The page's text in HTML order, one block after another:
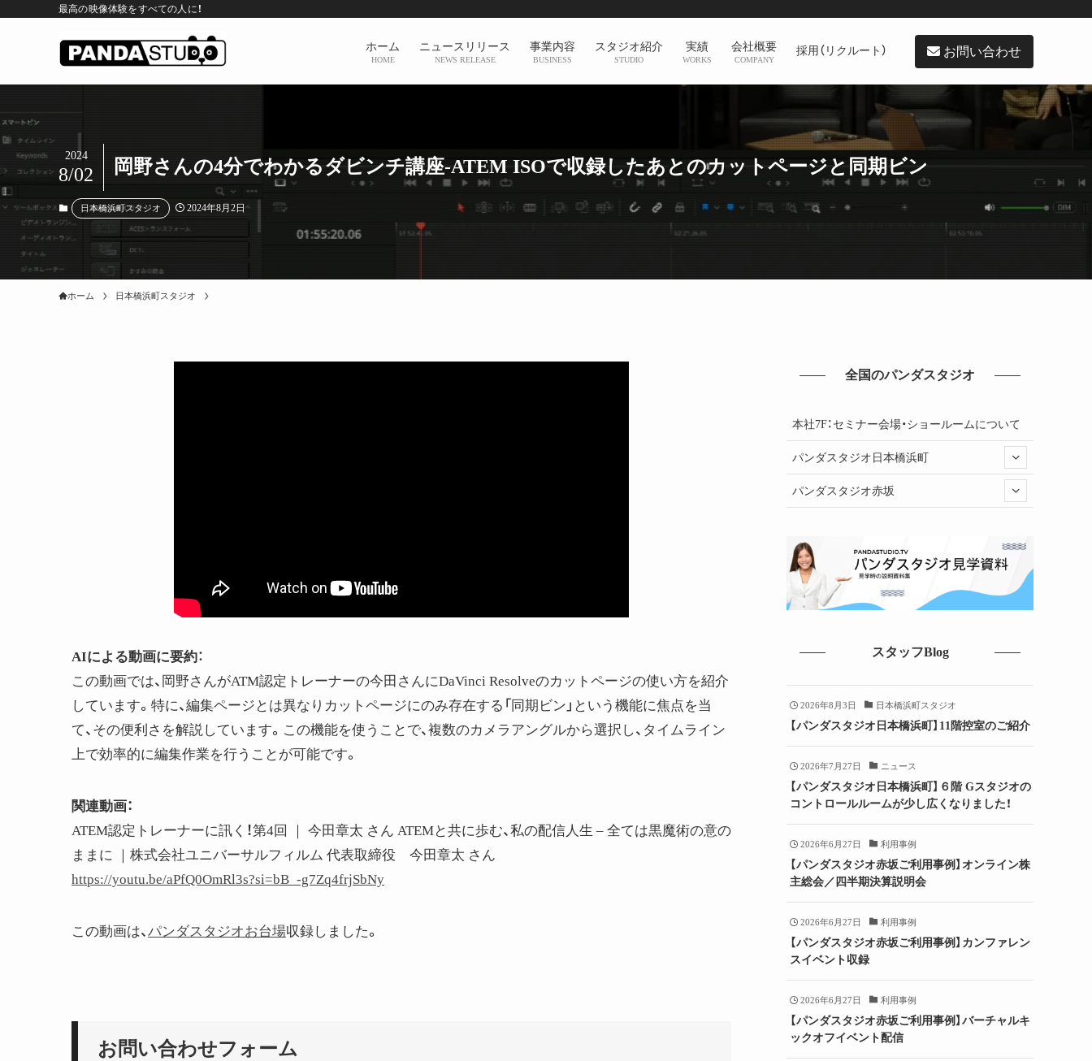
最高の映像体験をすべての人に！
ホーム
HOME
ニュースリリース
NEWS RELEASE
事業内容
BUSINESS
スタジオ紹介
STUDIO
実績
WORKS
会社概要
COMPANY
採用（リクルート） お問い合わせ
岡野さんの4分でわかるダビンチ講座-ATEM ISOで収録したあとのカットページと同期ビン
2024
8/02
日本橋浜町スタジオ 2024年8月2日
ホーム 日本橋浜町スタジオ
AIによる動画に要約：
この動画では、岡野さんがATM認定トレーナーの今田さんにDaVinci Resolveのカットページの使い方を紹介
しています。特に、編集ページとは異なりカットページにのみ存在する「同期ビン」という機能に焦点を当
て、その便利さを解説しています。この機能を使うことで、複数のカメラアングルから選択し、タイムライン
上で効率的に編集作業を行うことが可能です。
関連動画：
ATEM認定トレーナーに訊く！第4回 ｜ 今田章太 さん ATEMと共に歩む、私の配信人生 – 全ては黒魔術の意の
ままに ｜株式会社ユニバーサルフィルム 代表取締役 今田章太 さん
https://youtu.be/aPfQ0OmRl3s?si=bB_-g7Zq4frjSbNy
この動画は、パンダスタジオお台場収録しました。
お問い合わせフォーム
全国のパンダスタジオ
本社7F：セミナー会場・ショールームについて
パンダスタジオ日本橋浜町
パンダスタジオ赤坂
スタッフBlog
2026年8月3日 日本橋浜町スタジオ
【パンダスタジオ日本橋浜町】11階控室のご紹介
2026年7月27日 ニュース
【パンダスタジオ日本橋浜町】６階 Gスタジオの
コントロールルームが少し広くなりました！
2026年6月27日 利用事例
【パンダスタジオ赤坂ご利用事例】オンライン株
主総会／四半期決算説明会
2026年6月27日 利用事例
【パンダスタジオ赤坂ご利用事例】カンファレン
スイベント収録
2026年6月27日 利用事例
【パンダスタジオ赤坂ご利用事例】バーチャルキ
ックオフイベント配信